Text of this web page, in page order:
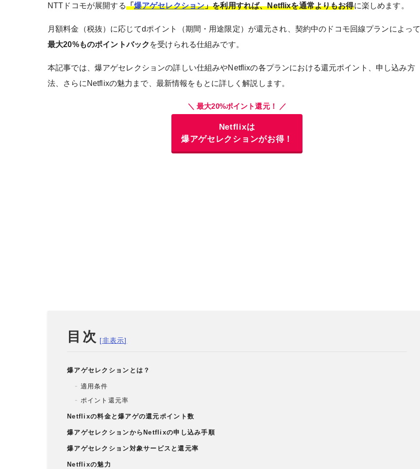
NTTドコモが展開する「爆アゲセレクション」を利用すれば、Netflixを通常よりもお得に楽しめます。
月額料金（税抜）に応じてdポイント（期間・用途限定）が還元され、契約中のドコモ回線プランによって
最大20%ものポイントバック を受けられる仕組みです。
本記事では、爆アゲセレクションの詳しい仕組みやNetflixの各プランにおける還元ポイント、申し込み方
法、さらにNetflixの魅力まで、最新情報をもとに詳しく解説します。
＼ 最大20%ポイント還元！ ／
Netflixは
爆アゲセレクションがお得！
目次
爆アゲセレクションとは？
適用条件
ポイント還元率
Netflixの料金と爆アゲの還元ポイント数
爆アゲセレクションからNetflixの申し込み手順
爆アゲセレクション対象サービスと還元率
Netflixの魅力